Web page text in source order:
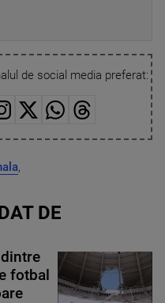
de social media preferat:
,
DE
fotbal